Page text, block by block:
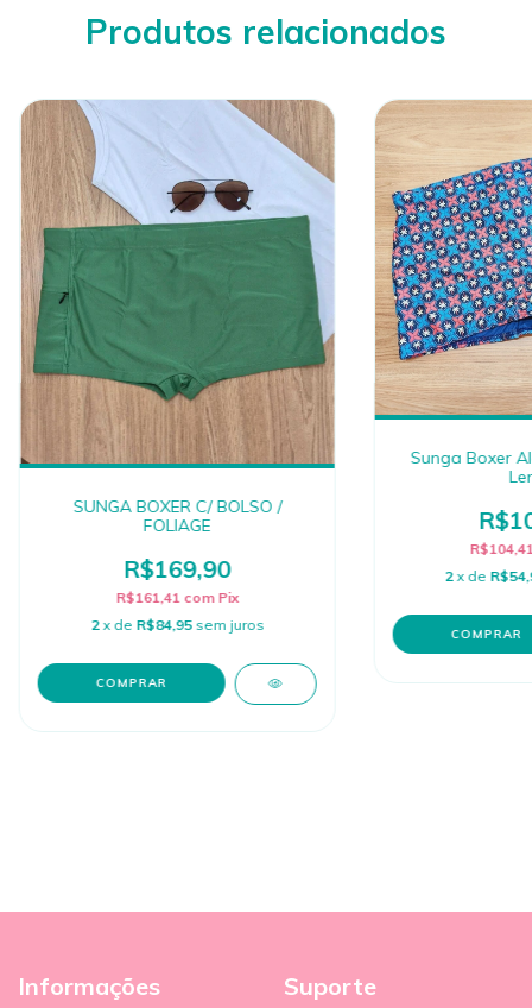
Produtos relacionados
SUNGA BOXER C/ BOLSO /
FOLIAGE
R$169,90
R$161,41 com Pix
2 x de R$84,95 sem juros
COMPRAR
Sunga Boxer
2 x de
COMPRAR
Informações Suporte